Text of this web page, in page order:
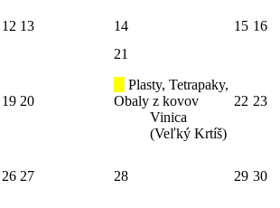
12 13 14 15 16
19 20
21
Plasty, Tetrapaky,
Obaly z kovov
Vinica
(Veľký Krtíš)
22 23
26 27 28 29 30